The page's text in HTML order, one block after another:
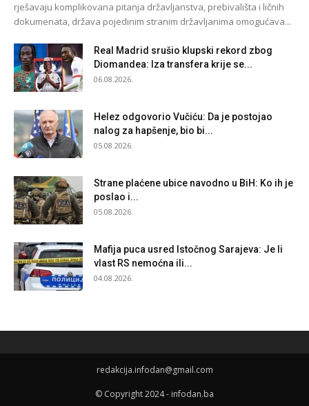
rješavaju komplikovana pitanja državljanstva, prebivališta i ličnih
dokumenata, država pojedinim stranim državljanima omogućava...
Real Madrid srušio klupski rekord zbog
Diomandea: Iza transfera krije se...
06.08.2026.
Helez odgovorio Vučiću: Da je postojao
nalog za hapšenje, bio bi...
05.08.2026.
Strane plaćene ubice navodno u BiH: Ko ih je
poslao i...
05.08.2026.
Mafija puca usred Istočnog Sarajeva: Je li
vlast RS nemoćna ili...
04.08.2026.
redakcija.infodan@gmail.com
© Copyright 2024 - infodan.ba